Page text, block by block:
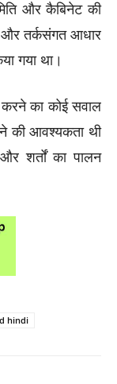
और कैबिनेट की
और तर्कसंगत आधार
गया था।
करने का कोई सवाल
की आवश्यकता थी
शर्तों का पालन
hindi